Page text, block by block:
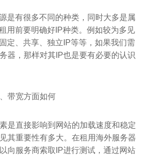
是有很多不同的种类，同时大多是属
用前要明确好IP种类。例如较为多见
定、共享、独立IP等等，如果我们需
器，那样对其IP也是要有必要的认识
带宽方面如何
是直接影响到网站的加载速度和稳定
其重要性有多大。在租用海外服务器
向服务商索取IP进行测试，通过网站